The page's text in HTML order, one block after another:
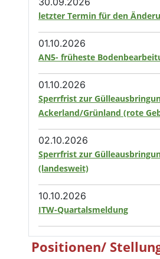
letzter Termin für den
01.10.2026
AN5- früheste
01.10.2026
Sperrfrist zur
Ackerland/Grünland (rote
02.10.2026
Sperrfrist zur
(landesweit)
10.10.2026
ITW-Quartalsmeldung
Positionen/